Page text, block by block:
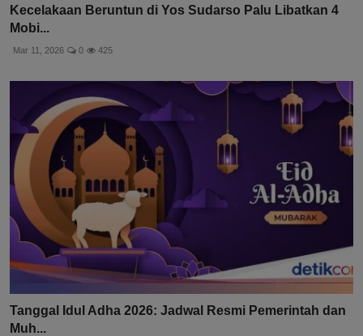
Kecelakaan Beruntun di Yos Sudarso Palu Libatkan 4
Mobi...
Mar 11, 2026 0 425
Tanggal Idul Adha 2026: Jadwal Resmi Pemerintah dan
Muh...